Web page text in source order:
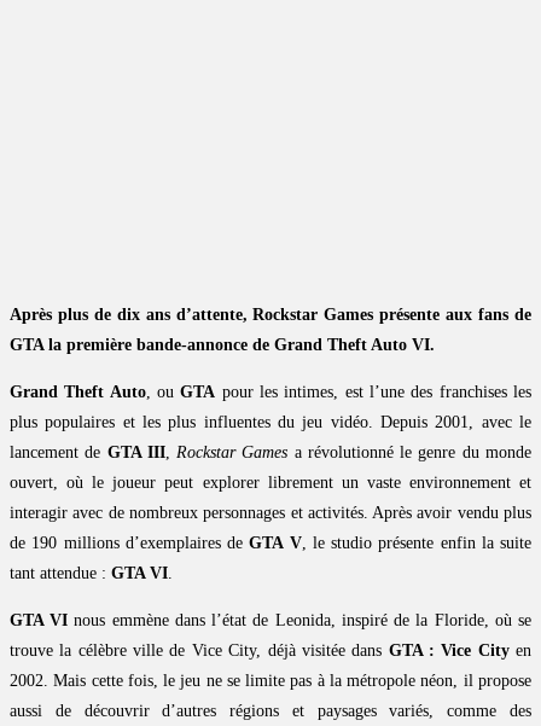
Après plus de dix ans d’attente, Rockstar Games présente aux fans de
GTA la première bande-annonce de Grand Theft Auto VI.
Grand Theft Auto, ouGTA pour les intimes, est l’une des franchises les
plus populaires et les plus influentes du jeu vidéo. Depuis 2001, avec le
lancement de GTA III,Rockstar Games a révolutionné le genre du monde
ouvert, où le joueur peut explorer librement un vaste environnement et
interagir avec de nombreux personnages et activités. Après avoir vendu plus
de 190 millions d’exemplaires deGTA V, le studio présente enfin la suite
tant attendue : GTA VI.
GTA VI nous emmène dans l’état de Leonida, inspiré de la Floride, où se
trouve la célèbre ville de Vice City, déjà visitée dans GTA : Vice Cityen
2002. Mais cette fois, le jeu ne se limite pas à la métropole néon, il propose
aussi de découvrir d’autres régions et paysages variés, comme des